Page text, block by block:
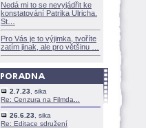
Nedá mi to se nevyjádřit ke
konstatování Patrika Ulricha.
St
Pro Vás je to výjimka, tvoříte
zatím jinak, ale pro většinu
2.7.23 , sika
Re: Cenzura na Filmda...
26.6.23 , sika
Re: Editace sdružení